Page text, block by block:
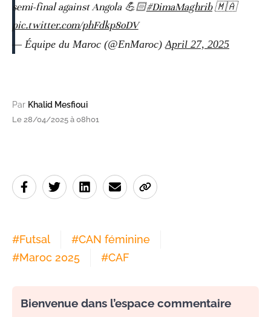
semi-final against Angola 💪🏻#DimaMaghrib🇲🇦
pic.twitter.com/phFdkp8oDV
— Équipe du Maroc (@EnMaroc)April 27, 2025
Par Khalid Mesfioui
Le 28/04/2025 à 08h01
#Futsal #CAN féminine
#Maroc 2025 #CAF
Bienvenue dans l’espace commentaire